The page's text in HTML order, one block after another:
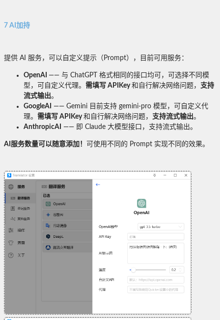
7 AI加持
提供 AI 服务，可以自定义提示（Prompt），目前可用服务：
OpenAI —— 与 ChatGPT 格式相同的接口均可，可选择不同模
型，可自定义代理。 需填写 APIKey和自行解决网络问题， 支持
流式输出。
GoogleAI
—— Gemini 目前支持 gemini-pro 模型，可自定义代
理。 需填写 APIKey和自行解决网络问题， 支持流式输出。
AnthropicAI
—— 即 Claude 大模型接口，支持流式输出。
AI服务数量可以随意添加！ 可使用不同的 Prompt 实现不同的效果。